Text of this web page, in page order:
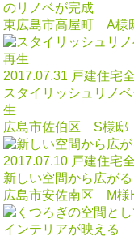
のリノベが完成
東広島市高屋町 A様
2017.07.31 戸建住宅
スタイリッシュリノ
生
広島市佐伯区 S様邸
2017.07.10 戸建住宅
新しい空間から広が
広島市安佐南区 M様